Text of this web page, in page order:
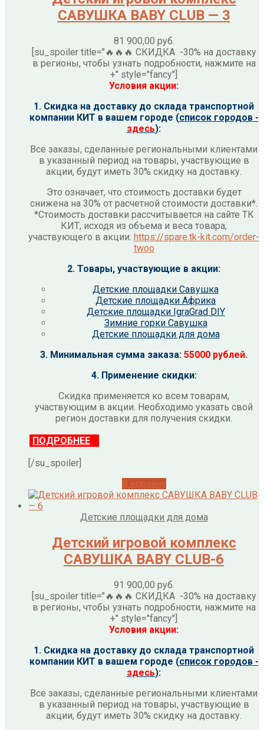
САВУШКА BABY CLUB — 3
81 900,00 руб.
[su_spoiler title="🔥🔥🔥 СКИДКА -30% на доставку
в регионы, чтобы узнать подробности, нажмите на
+" style="fancy"]
Условия акции:
1. Скидка на доставку до склада транспортной
компании КИТ в вашем городе (список городов -
здесь):
Все заказы, сделанные региональными клиентами
в указанный период на товары, участвующие в
акции, будут иметь 30% скидку на доставку.
Это означает, что стоимость доставки будет
снижена на 30% от расчетной стоимости доставки*.
*Стоимость доставки рассчитывается на сайте ТК
КИТ, исходя из объема и веса товара,
участвующего в акции: https://spare.tk-kit.com/order-
twoo
2. Товары, участвующие в акции:
Детские площадки Савушка
Детские площадки Африка
Детские площадки IgraGrad DIY
Зимние горки Савушка
Детские площадки для дома
3. Минимальная сумма заказа: 55000 рублей.
4. Применение скидки:
Скидка применяется ко всем товарам,
участвующим в акции. Необходимо указать свой
регион доставки для получения скидки.
ПОДРОБНЕЕ
[/su_spoiler]
Детские площадки для дома
Детский игровой комплекс
САВУШКА BABY CLUB-6
91 900,00 руб.
[su_spoiler title="🔥🔥🔥 СКИДКА -30% на доставку
в регионы, чтобы узнать подробности, нажмите на
+" style="fancy"]
Условия акции:
1. Скидка на доставку до склада транспортной
компании КИТ в вашем городе (список городов -
здесь):
Все заказы, сделанные региональными клиентами
в указанный период на товары, участвующие в
акции, будут иметь 30% скидку на доставку.